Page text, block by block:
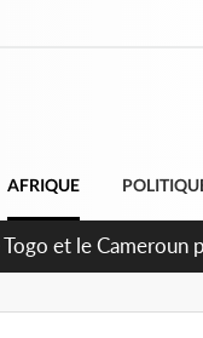
AFRIQUE
: Seconde période